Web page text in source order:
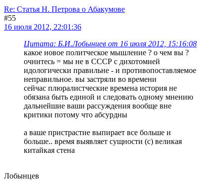
Re: Статья Н. Петрова о Абакумове
#55
16 июля 2012, 22:01:36
Цитата: Б.И.Лобынцев от 16 июля 2012, 15:16:08
какое новое политческое мышление ? о чем вы ?
очнитесь = мы не в СССР с дихотомией
идологически правильне - и противопоставляемое
неправильное. вы застряли во времени
сейчас плюралистческие времена история не
обязана быть единой и следовать одному мнению
дальнейшие ваши рассуждения вообще вне
критики потому что абсурдны
а ваше пристрастие выпирает все больше и
больше.. время выявляет сущности (с) великая
китайкая стена
Лобынцев